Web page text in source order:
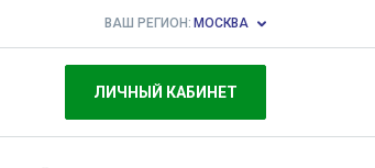
ВАШ РЕГИОН: МОСКВА
ЛИЧНЫЙ КАБИНЕТ